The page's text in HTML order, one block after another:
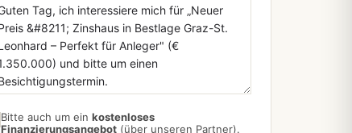
Bitte auch um ein kostenloses
Finanzierungsangebot (über unseren Partner).